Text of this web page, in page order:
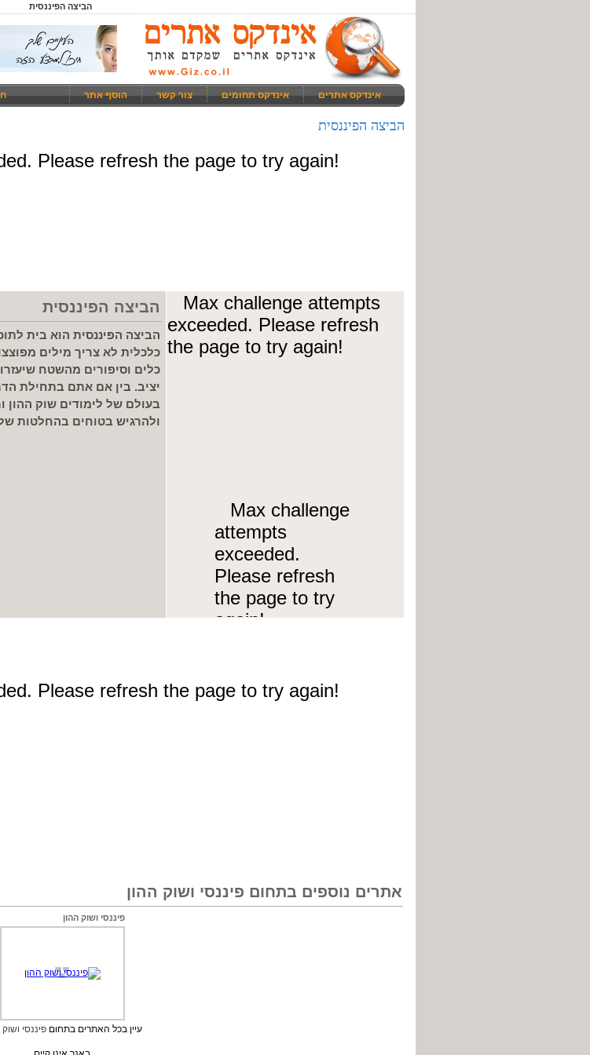
הביצה הפיננסית
אינדקס אתרים אינדקס תחומים צור קשר הוסף אתר
הביצה הפיננסית
הביצה הפיננסית
הביצה הפיננסית הוא בית
כלכלית לא צריך מילים
כלים וסיפורים מהשטח
יציב. בין אם אתם בתחילת
בעולם של לימודים שוק ההון
ולהרגיש בטוחים בהחלטות
אתרים נוספים בתחום פיננסי ושוק ההון
פיננסי ושוק ההון
עיין בכל האתרים בתחוםפיננסי ושוק